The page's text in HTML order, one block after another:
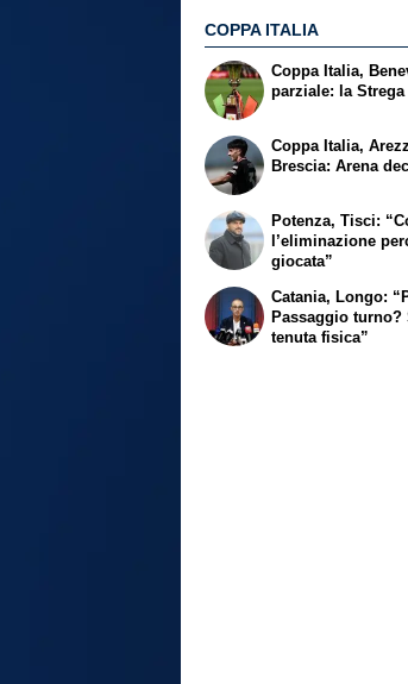
COPPA ITALIA
Coppa Italia,
parziale: la
Coppa Italia,
Brescia: Arena
Potenza, Tisci:
l’eliminazione
giocata”
Catania, Longo:
Passaggio turno?
tenuta fisica”